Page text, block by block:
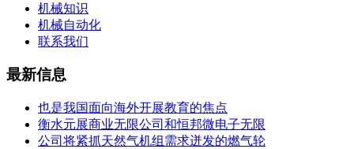
机械知识
机械自动化
联系我们
最新信息
也是我国面向海外开展教育的焦点
衡水元展商业无限公司和恒邦微电子无限
公司将紧抓天然气机组需求迸发的燃气轮